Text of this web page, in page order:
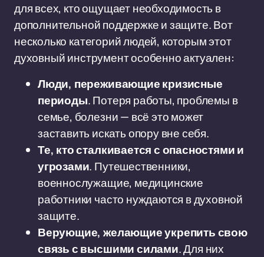
для всех, кто ощущает необходимость в
дополнительной поддержке и защите. Вот
несколько категорий людей, которым этот
духовный инструмент особенно актуален:
Люди, переживающие кризисные
периоды. Потеря работы, проблемы в
семье, болезни — всё это может
заставить искать опору вне себя.
Те, кто сталкивается с опасностями и
угрозами. Путешественники,
военнослужащие, медицинские
работники часто нуждаются в духовной
защите.
Верующие, желающие укрепить свою
связь с высшими силами. Для них